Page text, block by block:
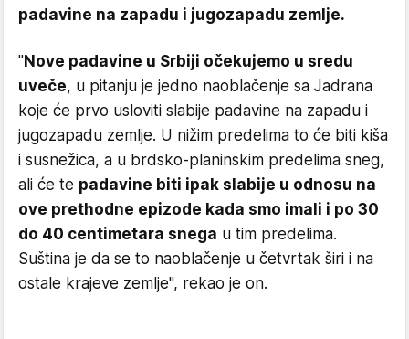
padavine na zapadu i jugozapadu zemlje.
"Nove padavine u Srbiji očekujemo u sredu
uveče, u pitanju je jedno naoblačenje sa Jadrana
koje će prvo usloviti slabije padavine na zapadu i
jugozapadu zemlje. U nižim predelima to će biti kiša
i susnežica, a u brdsko-planinskim predelima sneg,
ali će te padavine biti ipak slabije u odnosu na
ove prethodne epizode kada smo imali i po 30
do 40 centimetara snega u tim predelima.
Suština je da se to naoblačenje u četvrtak širi i na
ostale krajeve zemlje", rekao je on.